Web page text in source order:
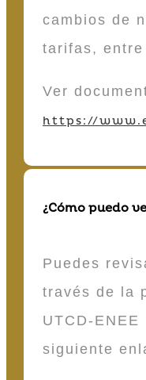
cambios de
tarifas, entre
Ver
https://
¿Cómo puedo
Puedes
través de la
UTCD-
siguiente